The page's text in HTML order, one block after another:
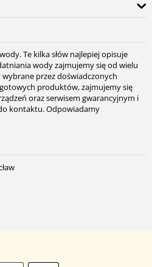
Te kilka słów najlepiej opisuje
wody zajmujemy się od wielu
wybrane przez doświadczonych
produktów, zajmujemy się
oraz serwisem gwarancyjnym i
kontaktu. Odpowiadamy